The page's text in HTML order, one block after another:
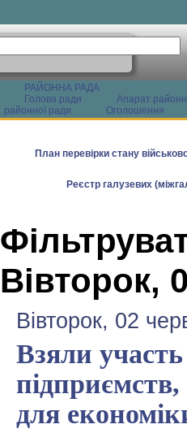
РАЙОННА РАДА
Голова ради
Апарат
районної ради
Оголошення
План перевірки стану
Реєстр галузевих
Вівторок,
Вівторок, 02
Взяли участь
для